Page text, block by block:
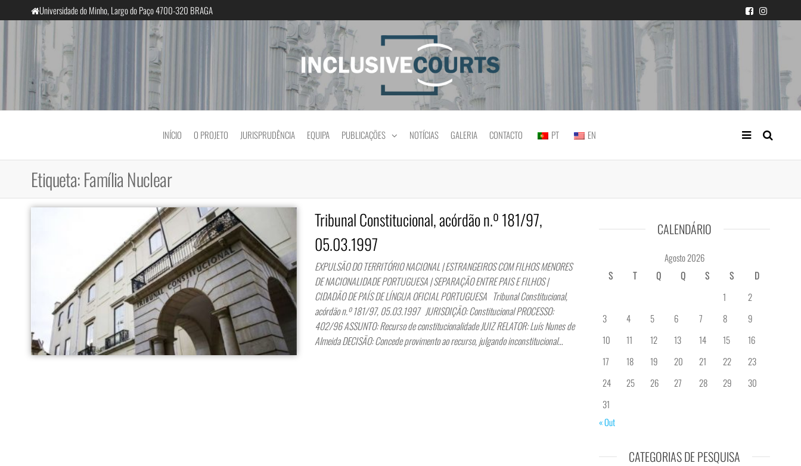
para
Universidade do Minho, Largo do Paço 4700-320 BRAGA
InclusiveCourts Igualdade e diferença cultural na prática judicial portuguesa
INÍCIO O PROJETO JURISPRUDÊNCIA EQUIPA PUBLICAÇÕES NOTÍCIAS GALERIA CONTACTO PT EN
Etiqueta:Família Nuclear
Tribunal Constitucional, acórdão n.º 181/97,
05.03.1997
EXPULSÃO DO TERRITÓRIO NACIONAL | ESTRANGEIROS COM FILHOS MENORES
DE NACIONALIDADE PORTUGUESA | SEPARAÇÃO ENTRE PAIS E FILHOS |
CIDADÃO DE PAÍS DE LÍNGUA OFICIAL PORTUGUESA Tribunal Constitucional,
acórdão n.º 181/97, 05.03.1997 JURISDIÇÃO: Constitucional PROCESSO:
402/96 ASSUNTO: Recurso de constitucionalidade JUIZ RELATOR: Luís Nunes de
Almeida DECISÃO: Concede provimento ao recurso, julgando inconstitucional…
CALENDÁRIO
Agosto 2026
S
T Q Q S S
D
1
2
3
4 5 6 7 8
9
10
11 12 13 14 15
16
17
18 19 20 21 22
23
24
25 26 27 28 29
30
31
« Out
CATEGORIAS DE PESQUISA